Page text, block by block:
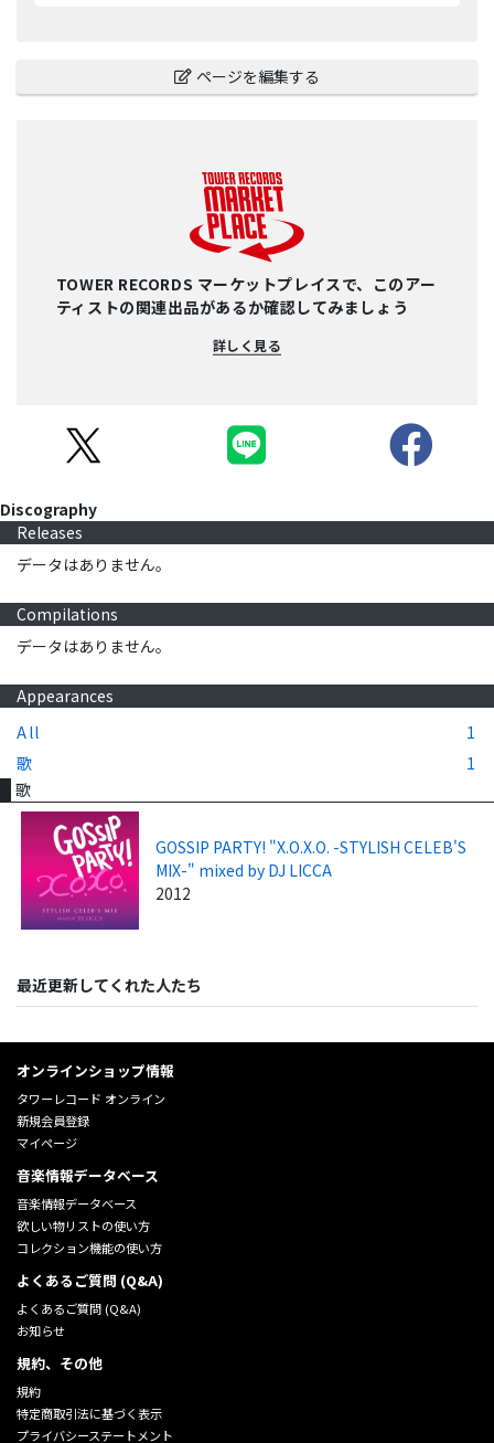
ページを編集する
TOWER RECORDS マーケットプレイスで、このアー
ティストの関連出品があるか確認してみましょう
詳しく見る
Discography
Releases
データはありません。
Compilations
データはありません。
Appearances
All
1
歌
1
歌
GOSSIP PARTY! "X.O.X.O. -STYLISH CELEB'S
MIX-" mixed by DJ LICCA
2012
最近更新してくれた人たち
オンラインショップ情報
タワーレコード オンライン
新規会員登録
マイページ
音楽情報データベース
音楽情報データベース
欲しい物リストの使い方
コレクション機能の使い方
よくあるご質問 (Q&A)
よくあるご質問 (Q&A)
お知らせ
規約、その他
規約
特定商取引法に基づく表示
プライバシーステートメント